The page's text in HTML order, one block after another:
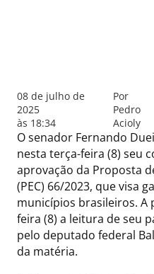
08 de julho de
2025
às 18:34
Por
Pedro
Acioly
O senador Fernando
nesta terça-feira (8) seu
aprovação da Proposta
(PEC) 66/2023, que visa
municípios brasileiros. A
feira (8) a leitura de seu
pelo deputado federal
da matéria.